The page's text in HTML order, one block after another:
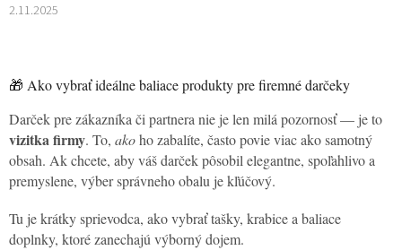
2.11.2025
🎁 Ako vybrať ideálne baliace produkty pre firemné darčeky
Darček pre zákazníka či partnera nie je len milá pozornosť — je to
vizitka firmy. To, akoho zabalíte, často povie viac ako samotný
obsah. Ak chcete, aby váš darček pôsobil elegantne, spoľahlivo a
premyslene, výber správneho obalu je kľúčový.
Tu je krátky sprievodca, ako vybrať tašky, krabice a baliace
doplnky, ktoré zanechajú výborný dojem.